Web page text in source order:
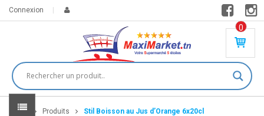
Connexion
0
PR
DU
IT(
S)
Home Produits Stil Boisson au Jus d’Orange 6x20cl